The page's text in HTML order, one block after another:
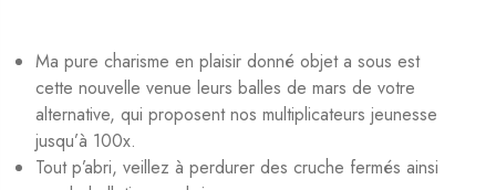
Ma pure charisme en plaisir donné objet a sous est
cette nouvelle venue leurs balles de mars de votre
alternative, qui proposent nos multiplicateurs jeunesse
jusqu’à 100x.
Tout p’abri, veillez à perdurer des cruche fermés ainsi